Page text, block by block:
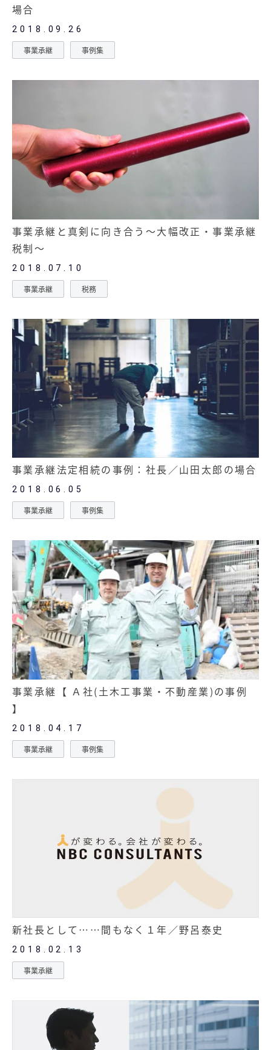
場合
2018.09.26
事業承継 事例集
事業承継と真剣に向き合う～大幅改正・事業承継
税制～
2018.07.10
事業承継 税務
事業承継法定相続の事例：社長／山田太郎の場合
2018.06.05
事業承継 事例集
事業承継【 Ａ社(土木工事業・不動産業)の事例
】
2018.04.17
事業承継 事例集
新社長として……間もなく１年／野呂泰史
2018.02.13
事業承継